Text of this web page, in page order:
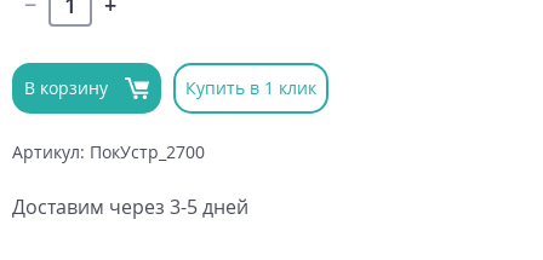
В корзину Купить в 1 клик
Артикул: ПокУстр_2700
Доставим через 3-5 дней